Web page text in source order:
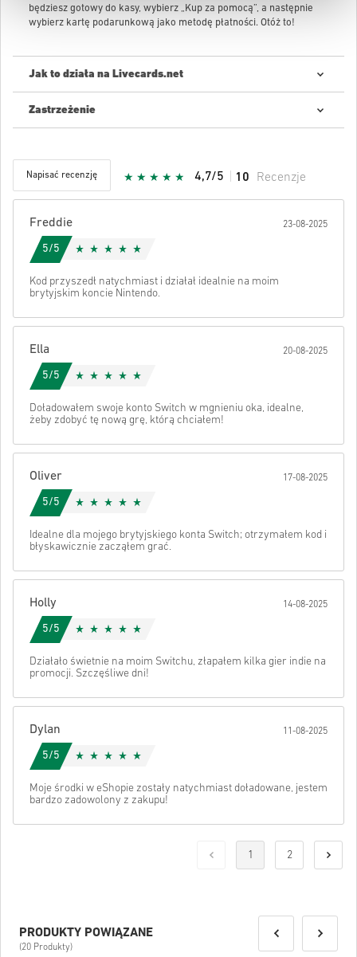
będziesz gotowy do kasy, wybierz „Kup za pomocą”, a następnie
wybierz kartę podarunkową jako metodę płatności. Otóż ​​to!
Jak to działa na Livecards.net
Nowy na Livecards.net? Kupowanie kodów cyfrowych jest szybkie i
proste:
Obejrzyj krótki poradnik powyżej lub wykonaj poniższe kroki 👇
• Wpisz swój adres e-mail
• Wybierz preferowaną metodę płatności
kodu.
Zastrzeżenie
lub w dniu premiery, a produkty znajdujące się w
magazynie zostaną dostarczone natychmiast w
oczekiwaniu na kontrolę bezpieczeństwa.
nie będą akceptowane.
Kupujesz tylko produkt cyfrowy.
Aby uzyskać więcej informacji, zapoznaj się z często
zadawanymi pytaniami.
Jeśli napotkasz jakiekolwiek problemy z zakupem,
poinformuj nas o tym za pomocą naszego formularza
Te kody do pobrania są tworzone przez twórcę gry i dlatego
Kody te nie mają daty ważności.
Zawartość do pobrania lub produkty DLC — aby zagrać w
to rozszerzenie, musisz mieć oryginalną grę.
W przypadku niektórych produktów możesz otrzymać
więcej niż jeden kod.
Napisać recenzję 4,7/5 10 Recenzje
Podana Gwiazda:
Anuluj Wysłać
Freddie 23-08-2025
5/5
Kod przyszedł natychmiast i działał idealnie na moim
brytyjskim koncie Nintendo.
Ella 20-08-2025
5/5
Doładowałem swoje konto Switch w mgnieniu oka, idealne,
żeby zdobyć tę nową grę, którą chciałem!
Oliver 17-08-2025
5/5
Idealne dla mojego brytyjskiego konta Switch; otrzymałem kod i
błyskawicznie zacząłem grać.
Holly 14-08-2025
5/5
Działało świetnie na moim Switchu, złapałem kilka gier indie na
promocji. Szczęśliwe dni!
Dylan 11-08-2025
5/5
Moje środki w eShopie zostały natychmiast doładowane, jestem
bardzo zadowolony z zakupu!
1 2
PRODUKTY POWIĄZANE
(20 Produkty)